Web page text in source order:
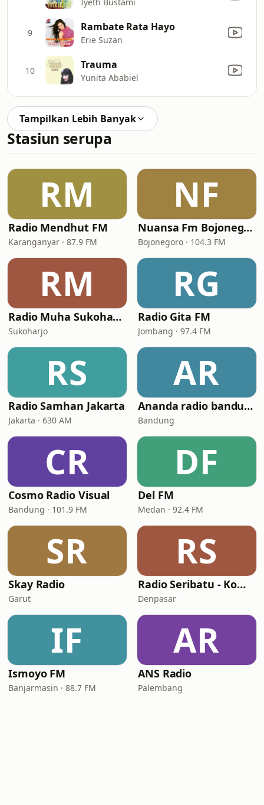
9 Rambate Rata Hayo
Erie Suzan
10 Trauma
Yunita Ababiel
Tampilkan Lebih Banyak
Stasiun serupa
RM
Radio Mendhut FM
Karanganyar · 87.9 FM
NF
Nuansa Fm Bojonegoro
Bojonegoro · 104.3 FM
RM
Radio Muha Sukoharjo
Sukoharjo
RG
Radio Gita FM
Jombang · 97.4 FM
RS
Radio Samhan Jakarta
Jakarta · 630 AM
AR
Ananda radio bandung
Bandung
CR
Cosmo Radio Visual
Bandung · 101.9 FM
DF
Del FM
Medan · 92.4 FM
SR
Skay Radio
Garut
RS
Radio Seribatu - Komodo
Denpasar
IF
Ismoyo FM
Banjarmasin · 88.7 FM
AR
ANS Radio
Palembang